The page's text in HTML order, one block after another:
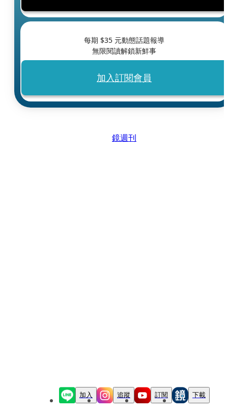
每期 $35 元動態話題報導
無限閱讀解鎖新鮮事
加入訂閱會員
鏡週刊
加入 追蹤 訂閱 下載